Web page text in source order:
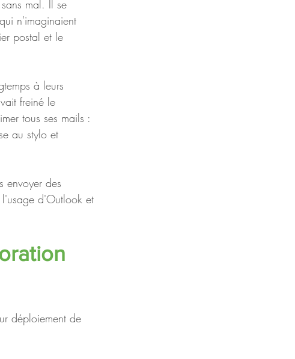
mal. Il se
n'imaginaient
postal et le
à leurs
freiné le
tous ses mails :
au stylo et
envoyer des
d'Outlook et
déploiement de